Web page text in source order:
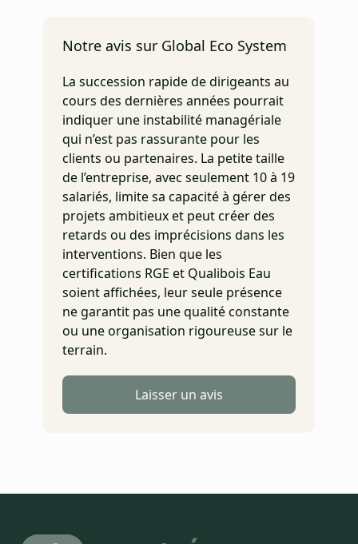
Notre avis sur Global Eco System
La succession rapide de dirigeants au
cours des dernières années pourrait
indiquer une instabilité managériale
qui n’est pas rassurante pour les
clients ou partenaires. La petite taille
de l’entreprise, avec seulement 10 à 19
salariés, limite sa capacité à gérer des
projets ambitieux et peut créer des
retards ou des imprécisions dans les
interventions. Bien que les
certifications RGE et Qualibois Eau
soient affichées, leur seule présence
ne garantit pas une qualité constante
ou une organisation rigoureuse sur le
terrain.
Laisser un avis